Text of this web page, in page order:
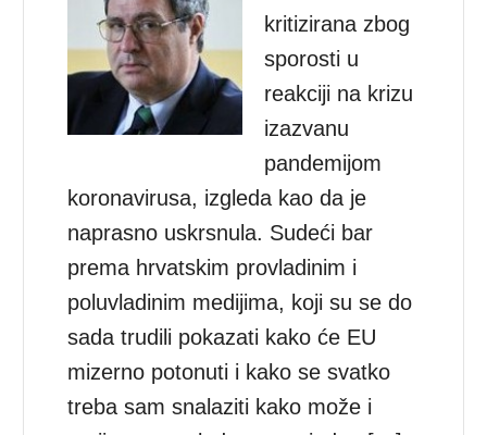
kritizirana zbog
sporosti u
reakciji na krizu
izazvanu
pandemijom
koronavirusa, izgleda kao da je
naprasno uskrsnula. Sudeći bar
prema hrvatskim provladinim i
poluvladinim medijima, koji su se do
sada trudili pokazati kako će EU
mizerno potonuti i kako se svatko
treba sam snalaziti kako može i